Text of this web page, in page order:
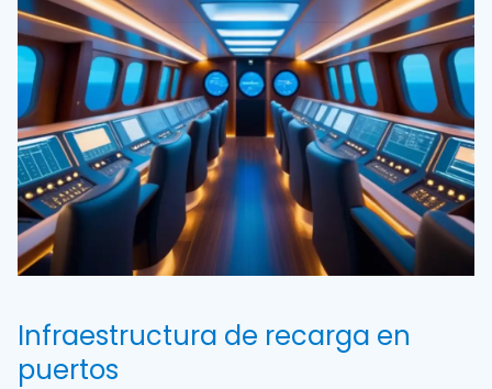
Infraestructura de recarga en
puertos